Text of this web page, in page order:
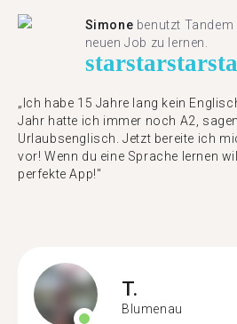
Simone benutzt
neuen Job zu lernen.
starstarstar
„Ich habe 15 Jahre lang kein
Jahr hatte ich immer noch A2,
Urlaubsenglisch. Jetzt bereite ich
vor! Wenn du eine Sprache lernen
perfekte App!"
T.
Blumenau